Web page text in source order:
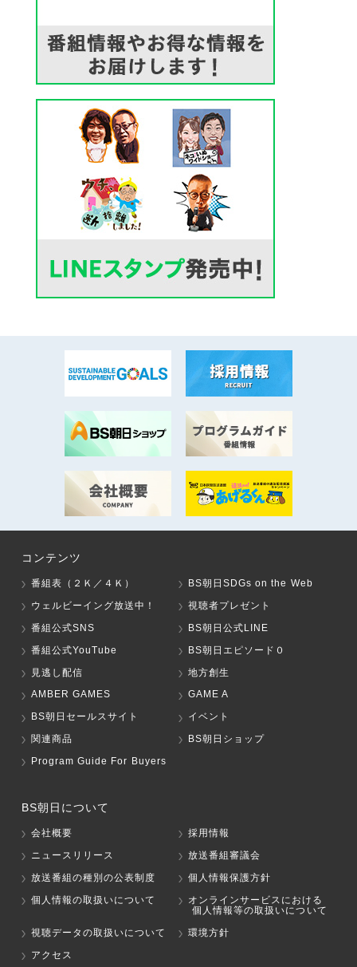
コンテンツ
番組表（２Ｋ／４Ｋ）
BS朝日SDGs on the Web
ウェルビーイング放送中！
視聴者プレゼント
番組公式SNS
BS朝日公式LINE
番組公式YouTube
BS朝日エピソード０
見逃し配信
地方創生
AMBER GAMES
GAME A
BS朝日セールスサイト
イベント
関連商品
BS朝日ショップ
Program Guide For Buyers
BS朝日について
会社概要
採用情報
ニュースリリース
放送番組審議会
放送番組の種別の公表制度
個人情報保護方針
個人情報の取扱いについて
オンラインサービスにおける
個人情報等の取扱いについて
視聴データの取扱いについて
環境方針
アクセス